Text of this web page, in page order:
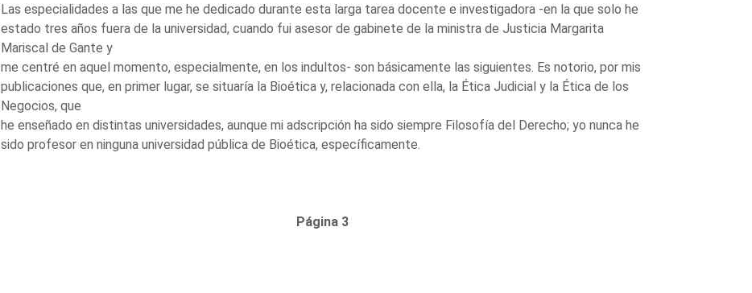
Las especialidades a las que me he dedicado durante esta larga tarea docente e investigadora -en la que solo he
estado tres años fuera de la universidad, cuando fui asesor de gabinete de la ministra de Justicia Margarita
Mariscal de Gante y
me centré en aquel momento, especialmente, en los indultos- son básicamente las siguientes. Es notorio, por mis
publicaciones que, en primer lugar, se situaría la Bioética y, relacionada con ella, la Ética Judicial y la Ética de los
Negocios, que
he enseñado en distintas universidades, aunque mi adscripción ha sido siempre Filosofía del Derecho; yo nunca he
sido profesor en ninguna universidad pública de Bioética, específicamente.
Página 3